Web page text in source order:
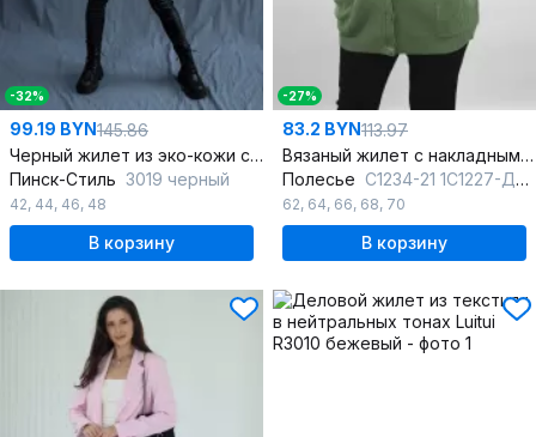
-32%
99.19 BYN145.86
Черный жилет из эко-кожи с асимметричным кроем
Пинск-Стиль 3019 черный
42, 44, 46, 48
В корзину
-27%
83.2 BYN113.97
Вязаный жилет с накладными карманами и V-образным вырезом
Полесье С1234-21 1С1227-Д43 170,176 кактус
62, 64, 66, 68, 70
В корзину